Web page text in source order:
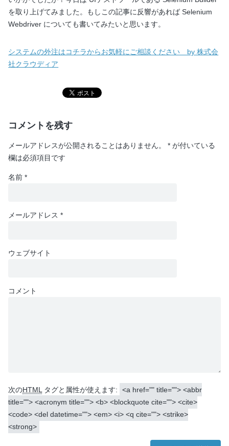
を取り上げてみました。もしこの記事に反響があれば Selenium
Webdriver についても書いてみたいと思います。
システムの外注はコチラからお気軽にご相談ください by 株式会
社クラウディア
コメントを残す
メールアドレスが公開されることはありません。* が付いている
欄は必須項目です
名前*
メールアドレス*
ウェブサイト
コメント
次のHTMLタグと属性が使えます:
<a href="" title=""> <abbr
title=""> <acronym title=""> <b> <blockquote cite=""> <cite>
<code> <del datetime=""> <em> <i> <q cite=""> <strike>
<strong>